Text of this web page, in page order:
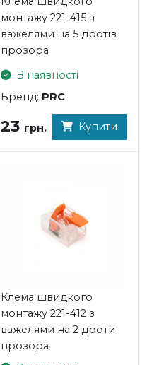
монтажу 221-415 з
важелями на 5 дротів
прозора
В наявності
Бренд: PRC
23 грн. Купити
Клема швидкого
монтажу 221-412 з
важелями на 2 дроти
прозора